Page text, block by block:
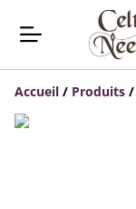
Accueil / Produits /